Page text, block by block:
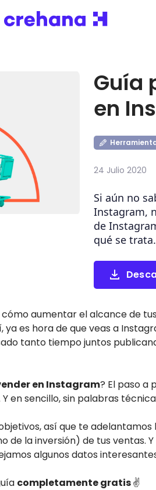
Guía
en
24 Julio 2020
Si aún no
Instagram,
de
qué se trata.
aumentar el alcance de
ya es hora de que veas a
tanto tiempo juntos
en Instagram? El paso a
en sencillo, sin palabras
así que te
de la inversión) de tus ventas.
algunos datos
completamente gratis✌